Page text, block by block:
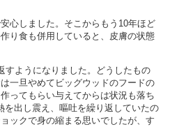
心しました。そこからもう10年ほど
り食も併用していると、皮膚の状態
すようになりました。どうしたもの
一旦やめてビッグウッドのフードの
ってもらい与えてからは状況も落ち
出し震え、嘔吐を繰り返していたの
ックで身の縮まる思いでしたが、す